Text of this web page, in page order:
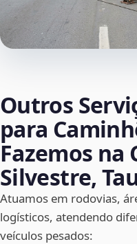
Outros
para
Fazemos na
Silvestre,
Atuamos em rodovias,
logísticos, atendendo
veículos pesados: